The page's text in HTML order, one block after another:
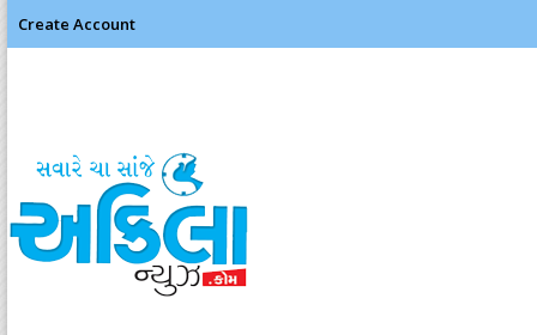
Create Account